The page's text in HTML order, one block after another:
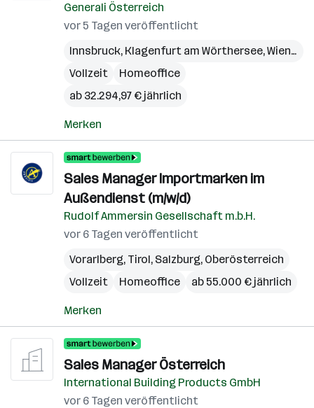
Generali Österreich
vor 5 Tagen veröffentlicht
Innsbruck, Klagenfurt am Wörthersee,Wien,
Vollzeit
Homeoffice
ab 32.294,97 € jährlich
Merken
Sales Manager Importmarken im
Außendienst (m/w/d)
Rudolf Ammersin Gesellschaft m.b.H.
vor 6 Tagen veröffentlicht
Vorarlberg, Tirol, Salzburg, Oberösterreich
Vollzeit
Homeoffice ab 55.000 € jährlich
Merken
Sales Manager Österreich
International Building Products GmbH
vor 6 Tagen veröffentlicht